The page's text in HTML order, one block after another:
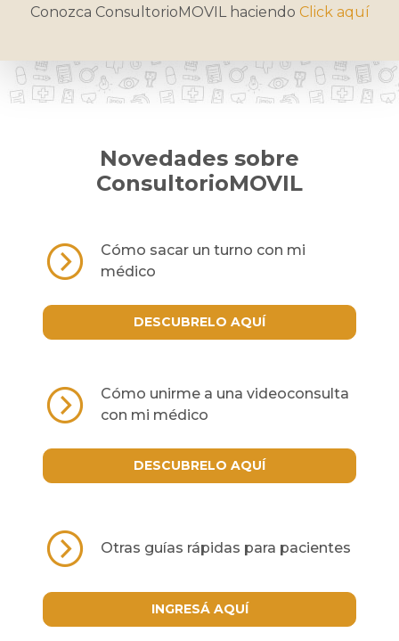
Conozca ConsultorioMOVIL haciendo Click aquí
Novedades sobre
ConsultorioMOVIL
Cómo sacar un turno con mi
médico
DESCUBRELO AQUÍ
Cómo unirme a una videoconsulta
con mi médico
DESCUBRELO AQUÍ
Otras guías rápidas para pacientes
INGRESÁ AQUÍ